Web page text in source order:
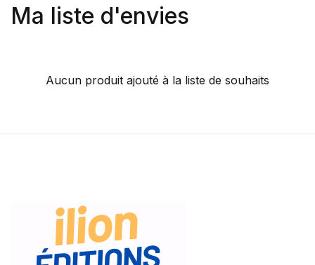
Ma liste d'envies
Aucun produit ajouté à la liste de souhaits